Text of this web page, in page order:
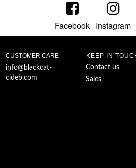
Facebook Instagram